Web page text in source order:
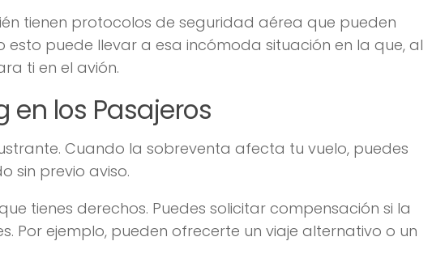
tienen protocolos de seguridad aérea que pueden
puede llevar a esa incómoda situación en la que, al
ti en el avión.
en los Pasajeros
Cuando la sobreventa afecta tu vuelo, puedes
sin previo aviso.
tienes derechos. Puedes solicitar compensación si la
Por ejemplo, pueden ofrecerte un viaje alternativo o un